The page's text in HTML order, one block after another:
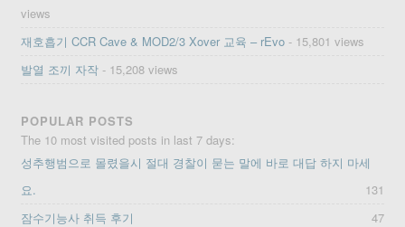
views
재호흡기 CCR Cave & MOD2/3 Xover 교육 – rEvo - 15,801 views
발열 조끼 자작 - 15,208 views
POPULAR POSTS
The 10 most visited posts in last 7 days:
성추행범으로 몰렸을시 절대 경찰이 묻는 말에 바로 대답 하지 마세
요.
131
잠수기능사 취득 후기
47